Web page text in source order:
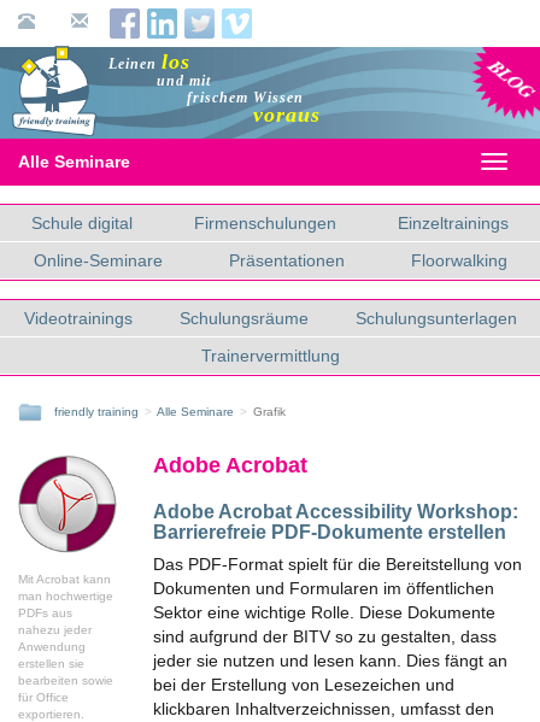
Blog
Leinen los
und mit
frischem Wissen
voraus
Alle Seminare
Schule digital Firmenschulungen
Einzeltrainings
Online-Seminare
Präsentationen Floorwalking
Videotrainings Schulungsräume
Schulungsunterlagen
Trainervermittlung
friendly training Alle Seminare Grafik
Mit Acrobat kann
man hochwertige
PDFs aus
nahezu jeder
Anwendung
erstellen sie
bearbeiten sowie
für Office
exportieren.
Adobe Acrobat
Adobe Acrobat Accessibility Workshop:
Barrierefreie PDF-Dokumente erstellen
Das PDF-Format spielt für die Bereitstellung von
Dokumenten und Formularen im öffentlichen
Sektor eine wichtige Rolle. Diese Dokumente
sind aufgrund der BITV so zu gestalten, dass
jeder sie nutzen und lesen kann. Dies fängt an
bei der Erstellung von Lesezeichen und
klickbaren Inhaltverzeichnissen, umfasst den